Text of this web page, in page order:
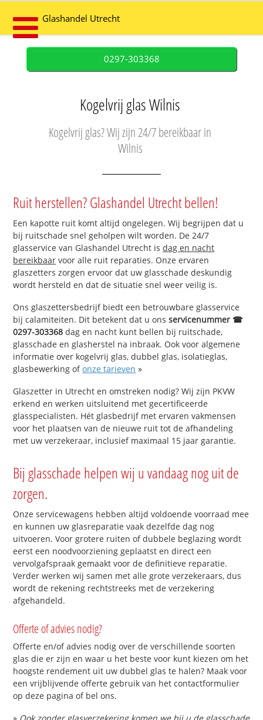
Glashandel Utrecht
0297-303368
Kogelvrij glas Wilnis
Kogelvrij glas? Wij zijn 24/7 bereikbaar in
Wilnis
Ruit herstellen? Glashandel Utrecht bellen!
Een kapotte ruit komt altijd ongelegen. Wij begrijpen dat u
bij ruitschade snel geholpen wilt worden. De 24/7
glasservice van Glashandel Utrecht isdag en nacht
bereikbaar voor alle ruit reparaties. Onze ervaren
glaszetters zorgen ervoor dat uw glasschade deskundig
wordt hersteld en dat de situatie snel weer veilig is.
Ons glaszettersbedrijf biedt een betrouwbare glasservice
bij calamiteiten. Dit betekent dat u onsservicenummer ☎
0297-303368 dag en nacht kunt bellen bij ruitschade,
glasschade en glasherstel na inbraak. Ook voor algemene
informatie over kogelvrij glas, dubbel glas, isolatieglas,
glasbewerking ofonze tarieven »
Glaszetter in Utrecht en omstreken nodig? Wij zijn PKVW
erkend en werken uitsluitend met gecertificeerde
glasspecialisten. Hét glasbedrijf met ervaren vakmensen
voor het plaatsen van de nieuwe ruit tot de afhandeling
met uw verzekeraar, inclusief maximaal 15 jaar garantie.
Bij glasschade helpen wij u vandaag nog uit de
zorgen.
Onze servicewagens hebben altijd voldoende voorraad mee
en kunnen uw glasreparatie vaak dezelfde dag nog
uitvoeren. Voor grotere ruiten of dubbele beglazing wordt
eerst een noodvoorziening geplaatst en direct een
vervolgafspraak gemaakt voor de definitieve reparatie.
Verder werken wij samen met alle grote verzekeraars, dus
wordt de rekening rechtstreeks met de verzekering
afgehandeld.
Offerte of advies nodig?
Offerte en/of advies nodig over de verschillende soorten
glas die er zijn en waar u het beste voor kunt kiezen om het
hoogste rendement uit uw dubbel glas te halen? Maak voor
een vrijblijvende offerte gebruik van het contactformulier
op deze pagina of bel ons.